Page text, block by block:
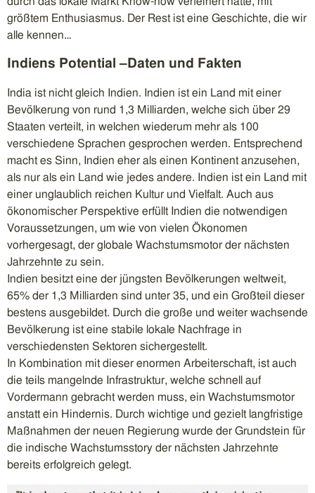
größtem Enthusiasmus. Der Rest ist eine Geschichte, die wir
alle kennen…
Indiens Potential –Daten und Fakten
India ist nicht gleich Indien. Indien ist ein Land mit einer
Bevölkerung von rund 1,3 Milliarden, welche sich über 29
Staaten verteilt, in welchen wiederum mehr als 100
verschiedene Sprachen gesprochen werden. Entsprechend
macht es Sinn, Indien eher als einen Kontinent anzusehen,
als nur als ein Land wie jedes andere. Indien ist ein Land mit
einer unglaublich reichen Kultur und Vielfalt. Auch aus
ökonomischer Perspektive erfüllt Indien die notwendigen
Voraussetzungen, um wie von vielen Ökonomen
vorhergesagt, der globale Wachstumsmotor der nächsten
Jahrzehnte zu sein.
Indien besitzt eine der jüngsten Bevölkerungen weltweit,
65% der 1,3 Milliarden sind unter 35, und ein Großteil dieser
bestens ausgebildet. Durch die große und weiter wachsende
Bevölkerung ist eine stabile lokale Nachfrage in
verschiedensten Sektoren sichergestellt.
In Kombination mit dieser enormen Arbeiterschaft, ist auch
die teils mangelnde Infrastruktur, welche schnell auf
Vordermann gebracht werden muss, ein Wachstumsmotor
anstatt ein Hindernis. Durch wichtige und gezielt langfristige
Maßnahmen der neuen Regierung wurde der Grundstein für
die indische Wachstumsstory der nächsten Jahrzehnte
bereits erfolgreich gelegt.